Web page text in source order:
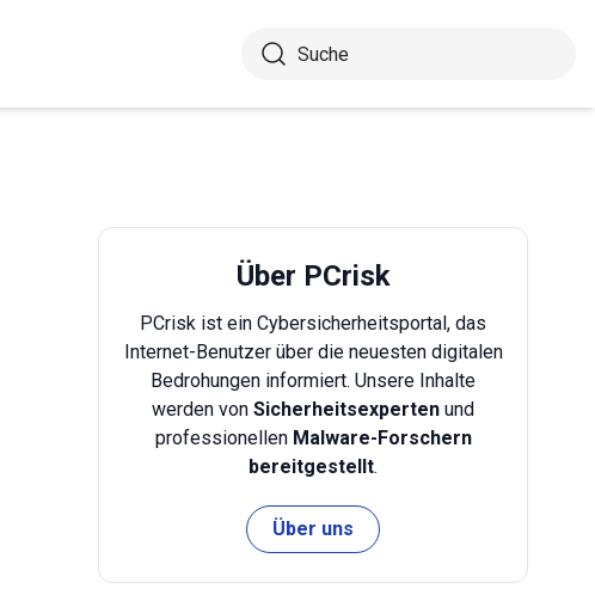
Über PCrisk
PCrisk ist ein Cybersicherheitsportal, das
Internet-Benutzer über die neuesten digitalen
Bedrohungen informiert. Unsere Inhalte
werden von Sicherheitsexperten und
professionellen Malware-Forschern
bereitgestellt.
Über uns